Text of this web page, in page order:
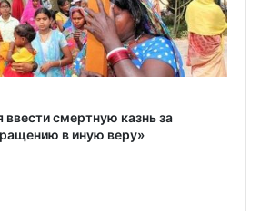
ввести смертную казнь за
в иную веру»